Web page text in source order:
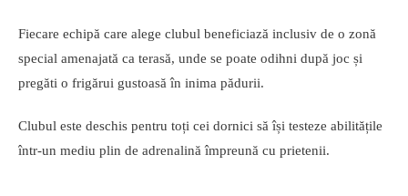
Fiecare echipă care alege clubul beneficiază inclusiv de o zonă
special amenajată ca terasă, unde se poate odihni după joc și
pregăti o frigărui gustoasă în inima pădurii.
Clubul este deschis pentru toți cei dornici să își testeze abilitățile
într-un mediu plin de adrenalină împreună cu prietenii.